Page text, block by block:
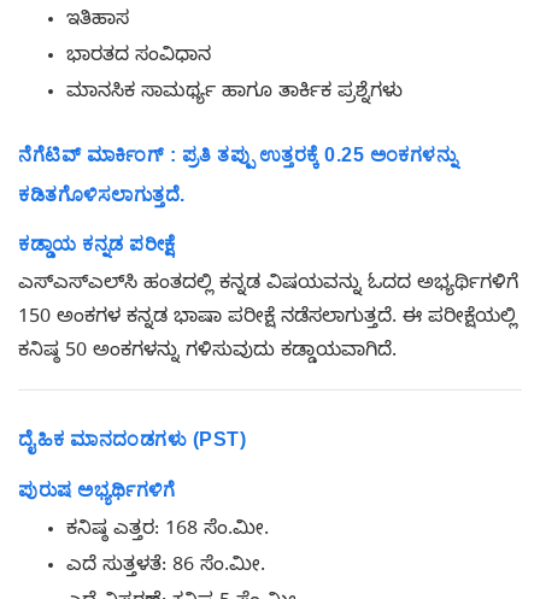
ಇತಿಹಾಸ
ಭಾರತದ ಸಂವಿಧಾನ
ಮಾನಸಿಕ ಸಾಮರ್ಥ್ಯ ಹಾಗೂ ತಾರ್ಕಿಕ ಪ್ರಶ್ನೆಗಳು
ನೆಗೆಟಿವ್ ಮಾರ್ಕಿಂಗ್ : ಪ್ರತಿ ತಪ್ಪು ಉತ್ತರಕ್ಕೆ 0.25 ಅಂಕಗಳನ್ನು
ಕಡಿತಗೊಳಿಸಲಾಗುತ್ತದೆ.
ಕಡ್ಡಾಯ ಕನ್ನಡ ಪರೀಕ್ಷೆ
ಎಸ್‌ಎಸ್‌ಎಲ್‌ಸಿ ಹಂತದಲ್ಲಿ ಕನ್ನಡ ವಿಷಯವನ್ನು ಓದದ ಅಭ್ಯರ್ಥಿಗಳಿಗೆ
150 ಅಂಕಗಳ ಕನ್ನಡ ಭಾಷಾ ಪರೀಕ್ಷೆ ನಡೆಸಲಾಗುತ್ತದೆ. ಈ ಪರೀಕ್ಷೆಯಲ್ಲಿ
ಕನಿಷ್ಠ 50 ಅಂಕಗಳನ್ನು ಗಳಿಸುವುದು ಕಡ್ಡಾಯವಾಗಿದೆ.
ದೈಹಿಕ ಮಾನದಂಡಗಳು (PST)
ಪುರುಷ ಅಭ್ಯರ್ಥಿಗಳಿಗೆ
ಕನಿಷ್ಠ ಎತ್ತರ: 168 ಸೆಂ.ಮೀ.
ಎದೆ ಸುತ್ತಳತೆ: 86 ಸೆಂ.ಮೀ.